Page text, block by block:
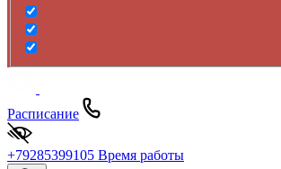
Расписание
+79285399105 Время работы